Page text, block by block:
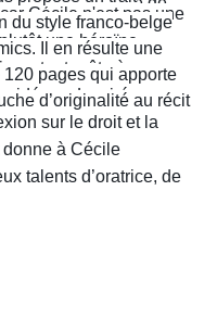
Cécile n'est pas une
une héroïne
surtout prête à en
idéaux. La virée
sur le droit et la
à Cécile
talents d’oratrice, de
du style franco-belge
Il en résulte une
privilégiant le
que l'on puisse
pages qui apporte
d’originalité au récit